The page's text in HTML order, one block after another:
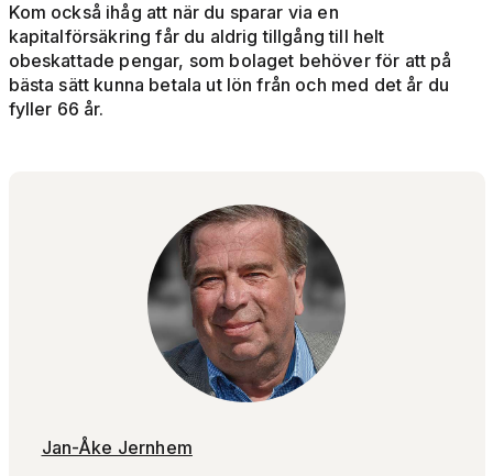
Kom också ihåg att när du sparar via en
kapitalförsäkring får du aldrig tillgång till helt
obeskattade pengar, som bolaget behöver för att på
bästa sätt kunna betala ut lön från och med det år du
fyller 66 år.
Jan-Åke Jernhem